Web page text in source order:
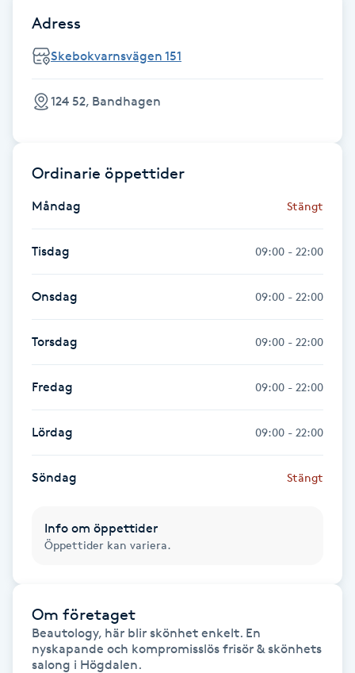
Face framing
Faceliftmassage
Fet hårbotten
Fotvård
Fransar
Fransfärgning
Fransförlängning Megavolym
Adress
Skebokvarnsvägen 151
124 52, Bandhagen
Ordinarie öppettider
Måndag Stängt
Tisdag 09:00 - 22:00
Onsdag 09:00 - 22:00
Torsdag 09:00 - 22:00
Fredag 09:00 - 22:00
Lördag 09:00 - 22:00
Söndag Stängt
Info om öppettider
Öppettider kan variera.
Om företaget
Beautology, här blir skönhet enkelt. En
nyskapande och kompromisslös frisör & skönhets
salong i Högdalen.